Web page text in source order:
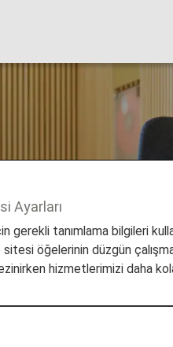
Ayarları
tanımlama bilgileri
öğelerinin düzgün
hizmetlerimizi daha